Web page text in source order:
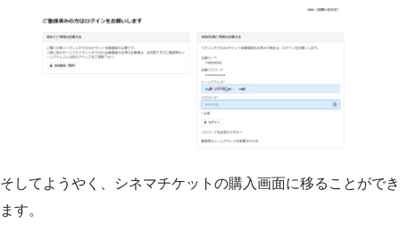
そしてようやく、シネマチケットの購入画面に移ることができ
ます。